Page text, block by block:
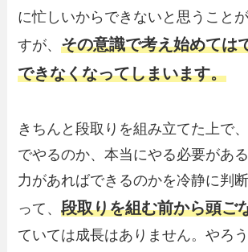
に忙しいからできないと思うこと
すが、その意識で考え始めては
できなくなってしまいます。
きちんと段取りを組み立てた上で
でやるのか、本当にやる必要があ
力があればできるのかを冷静に判
って、段取りを組む前から頭ご
ていては成長はありません。やろ